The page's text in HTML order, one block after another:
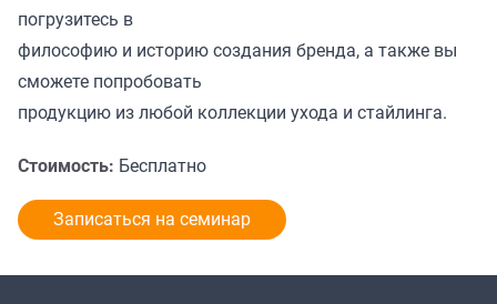
погрузитесь в
философию и историю создания бренда, а также вы
сможете попробовать
продукцию из любой коллекции ухода и стайлинга.
Стоимость: Бесплатно
Записаться на семинар